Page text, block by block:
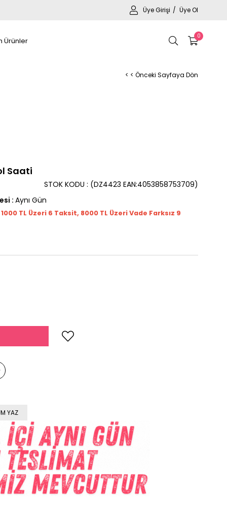
Üye Girişi Üye Ol
0
Ürünler
< < Önceki Sayfaya Dön
Saati
(DZ4423 EAN:4053858753709)
STOK KODU
: Aynı Gün
TL Üzeri 6 Taksit, 8000 TL Üzeri Vade Farksız 9
YAZ